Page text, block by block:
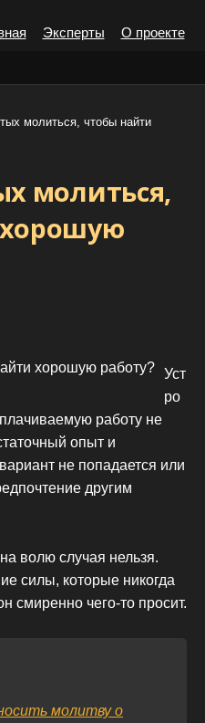
Эксперты О проекте
:
молиться, чтобы найти
молиться,
Уст
ро
работу не
опыт и
не попадается или
другим
волю случая нельзя.
силы, которые никогда
смиренно чего-то просит.
молитву о